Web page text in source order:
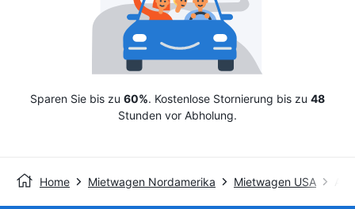
Sparen Sie bis zu 60%. Kostenlose Stornierung bis zu 48
Stunden vor Abholung.
Home Mietwagen Nordamerika Mietwagen USA